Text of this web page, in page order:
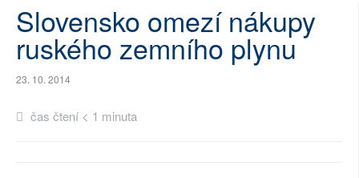
ARCHIV
Slovensko omezí nákupy
ruského zemního plynu
23. 10. 2014
čas čtení < 1 minuta